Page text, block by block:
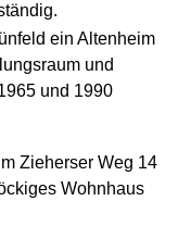
ein Altenheim
und
und 1990
Zieherser Weg 14
Wohnhaus